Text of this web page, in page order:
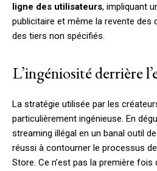
ligne des utilisateurs, impliquant
publicitaire et même la revente des
des tiers non spécifiés.
L’ingéniosité derrière
La stratégie utilisée par les
particulièrement ingénieuse. En
streaming illégal en un banal outil
réussi à contourner le processus
Store. Ce n’est pas la première fois